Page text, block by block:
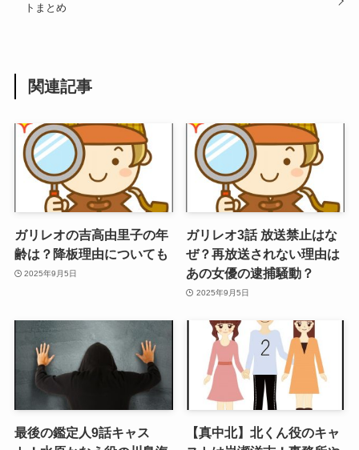
トまとめ
関連記事
ガリレオの吉高由里子の年
齢は？降板理由についても
2025年9月5日
ガリレオ3話 放送禁止はな
ぜ？再放送されない理由は
あの女優の逮捕騒動？
2025年9月5日
最後の鑑定人9話キャス
【真中北】北くん役のキャ